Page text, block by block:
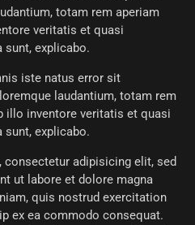
totam rem aperiam
veritatis et quasi
explicabo.
iste natus error sit
laudantium, totam rem
illo inventore veritatis et quasi
explicabo.
adipisicing elit, sed
ut labore et dolore magna
quis nostrud exercitation
ex ea commodo consequat.